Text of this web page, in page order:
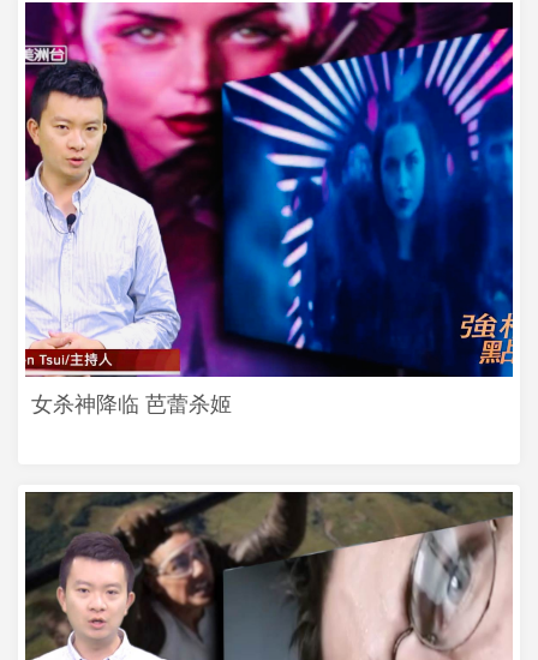
女杀神降临 芭蕾杀姬